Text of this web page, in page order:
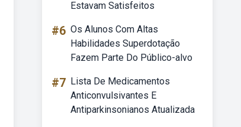
Estavam Satisfeitos
#6 Os Alunos Com Altas
Habilidades Superdotação
Fazem Parte Do Público-alvo
#7 Lista De Medicamentos
Anticonvulsivantes E
Antiparkinsonianos Atualizada